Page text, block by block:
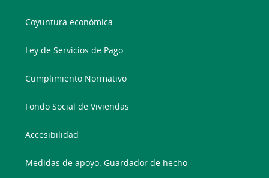
Coyuntura económica
Ley de Servicios de Pago
Cumplimiento Normativo
Fondo Social de Viviendas
Accesibilidad
Medidas de apoyo: Guardador de hecho